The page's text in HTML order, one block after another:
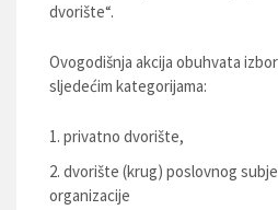
dvorište“.
Ovogodišnja akcija obuhvata
sljedećim kategorijama:
privatno dvorište,
dvorište (krug) poslovnog
organizacije